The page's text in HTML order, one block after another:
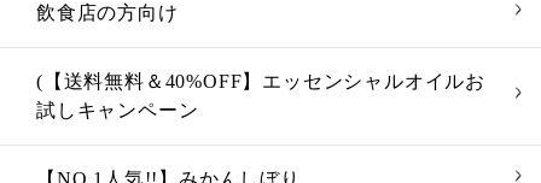
飲食店の方向け
(【送料無料＆40%OFF】エッセンシャルオイルお
試しキャンペーン
【NO.1人気!!】みかんしぼり